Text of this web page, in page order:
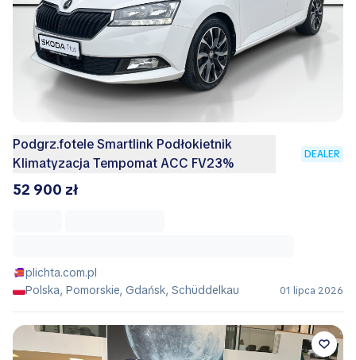
Podgrz.fotele Smartlink Podłokietnik
Klimatyzacja Tempomat ACC FV23%
DEALER
52 900 zł
plichta.com.pl
Polska, Pomorskie, Gdańsk, Schüddelkau
01 lipca 2026